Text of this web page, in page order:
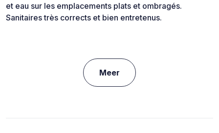
et eau sur les emplacements plats et ombragés.
Sanitaires très corrects et bien entretenus.
Meer